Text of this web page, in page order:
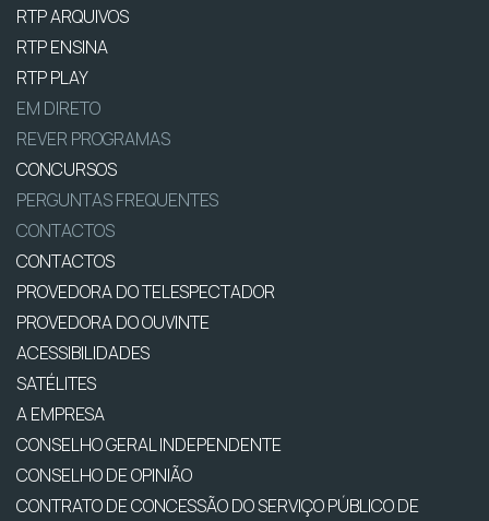
RTP ARQUIVOS
RTP ENSINA
RTP PLAY
EM DIRETO
REVER PROGRAMAS
CONCURSOS
PERGUNTAS FREQUENTES
CONTACTOS
CONTACTOS
PROVEDORA DO TELESPECTADOR
PROVEDORA DO OUVINTE
ACESSIBILIDADES
SATÉLITES
A EMPRESA
CONSELHO GERAL INDEPENDENTE
CONSELHO DE OPINIÃO
CONTRATO DE CONCESSÃO DO SERVIÇO PÚBLICO DE